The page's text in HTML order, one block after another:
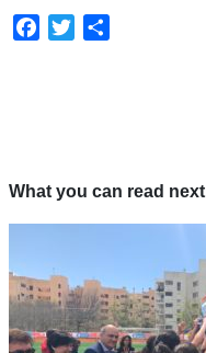
Facebook
Twitter
What you can read next